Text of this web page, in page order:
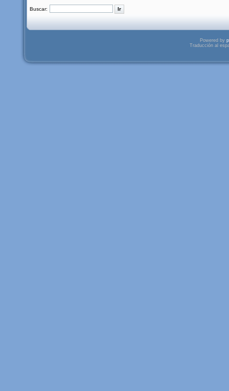
Buscar:
Powered by
Traducción al